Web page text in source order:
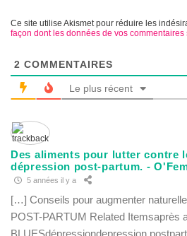
Ce site utilise Akismet pour réduire les
façon dont les données de vos commentaires
2 COMMENTAIRES
Le plus récent
Des aliments pour lutter contre
dépression post-partum. -
5 années il y a
[…] Conseils pour augmenter
POST-PARTUM Related Itemsaprès
BLUESdépressiondepression